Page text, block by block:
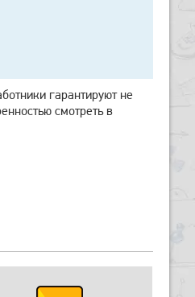
гарантируют не
смотреть в